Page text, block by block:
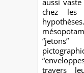
aussi
chez les
travers